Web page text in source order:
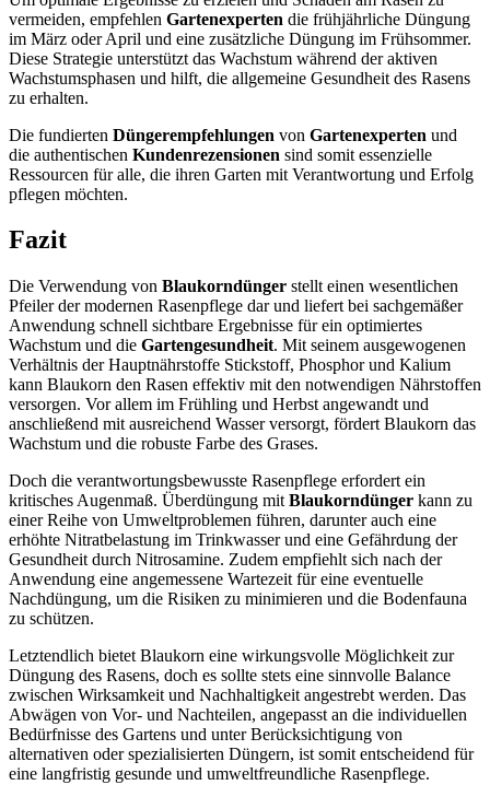
vermeiden, empfehlen Gartenexperten die frühjährliche Düngung
im März oder April und eine zusätzliche Düngung im Frühsommer.
Diese Strategie unterstützt das Wachstum während der aktiven
Wachstumsphasen und hilft, die allgemeine Gesundheit des Rasens
zu erhalten.
Die fundierten Düngerempfehlungen von Gartenexperten und
die authentischen Kundenrezensionen sind somit essenzielle
Ressourcen für alle, die ihren Garten mit Verantwortung und Erfolg
pflegen möchten.
Fazit
Die Verwendung von Blaukorndünger stellt einen wesentlichen
Pfeiler der modernen Rasenpflege dar und liefert bei sachgemäßer
Anwendung schnell sichtbare Ergebnisse für ein optimiertes
Wachstum und die Gartengesundheit. Mit seinem ausgewogenen
Verhältnis der Hauptnährstoffe Stickstoff, Phosphor und Kalium
kann Blaukorn den Rasen effektiv mit den notwendigen Nährstoffen
versorgen. Vor allem im Frühling und Herbst angewandt und
anschließend mit ausreichend Wasser versorgt, fördert Blaukorn das
Wachstum und die robuste Farbe des Grases.
Doch die verantwortungsbewusste Rasenpflege erfordert ein
kritisches Augenmaß. Überdüngung mit Blaukorndünger kann zu
einer Reihe von Umweltproblemen führen, darunter auch eine
erhöhte Nitratbelastung im Trinkwasser und eine Gefährdung der
Gesundheit durch Nitrosamine. Zudem empfiehlt sich nach der
Anwendung eine angemessene Wartezeit für eine eventuelle
Nachdüngung, um die Risiken zu minimieren und die Bodenfauna
zu schützen.
Letztendlich bietet Blaukorn eine wirkungsvolle Möglichkeit zur
Düngung des Rasens, doch es sollte stets eine sinnvolle Balance
zwischen Wirksamkeit und Nachhaltigkeit angestrebt werden. Das
Abwägen von Vor- und Nachteilen, angepasst an die individuellen
Bedürfnisse des Gartens und unter Berücksichtigung von
alternativen oder spezialisierten Düngern, ist somit entscheidend für
eine langfristig gesunde und umweltfreundliche Rasenpflege.